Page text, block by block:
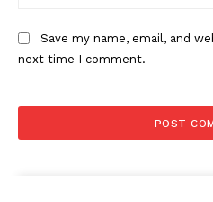
Save my name, email, and
next time I comment.